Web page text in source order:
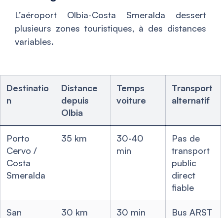
L’aéroport Olbia-Costa Smeralda dessert
plusieurs zones touristiques, à des distances
variables.
Destinatio
n
Distance
depuis
Olbia
Temps
voiture
Transport
alternatif
Porto
Cervo /
Costa
Smeralda
35 km
30-40
min
Pas de
transport
public
direct
fiable
San
30 km 30 min
Bus ARST